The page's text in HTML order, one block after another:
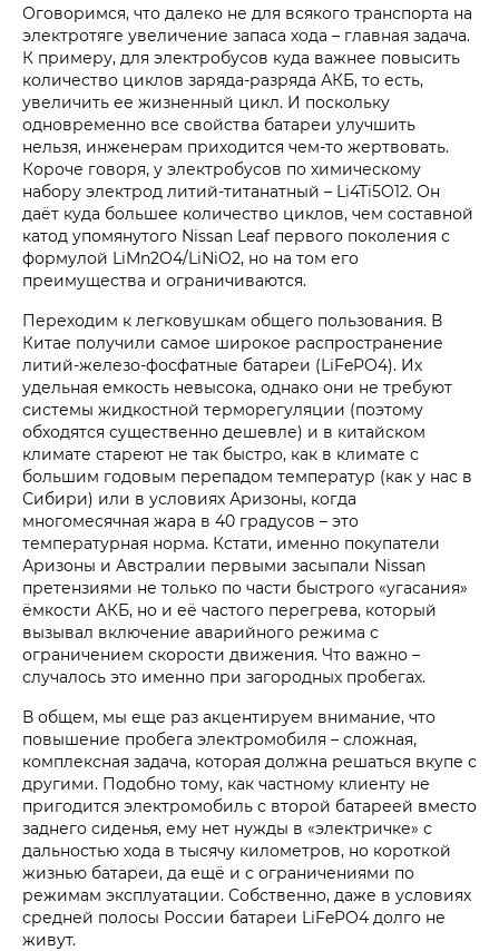
Оговоримся, что далеко не для всякого транспорта на
электротяге увеличение запаса хода – главная задача.
К примеру, для электробусов куда важнее повысить
количество циклов заряда-разряда АКБ, то есть,
увеличить ее жизненный цикл. И поскольку
одновременно все свойства батареи улучшить
нельзя, инженерам приходится чем-то жертвовать.
Короче говоря, у электробусов по химическому
набору электрод литий-титанатный – Li4Ti5O12. Он
даёт куда большее количество циклов, чем составной
катод упомянутого Nissan Leaf первого поколения с
формулой LiMn2O4/LiNiO2, но на том его
преимущества и ограничиваются.
Переходим к легковушкам общего пользования. В
Китае получили самое широкое распространение
литий-железо-фосфатные батареи (LiFePO4). Их
удельная емкость невысока, однако они не требуют
системы жидкостной терморегуляции (поэтому
обходятся существенно дешевле) и в китайском
климате стареют не так быстро, как в климате с
большим годовым перепадом температур (как у нас в
Сибири) или в условиях Аризоны, когда
многомесячная жара в 40 градусов – это
температурная норма. Кстати, именно покупатели
Аризоны и Австралии первыми засыпали Nissan
претензиями не только по части быстрого «угасания»
ёмкости АКБ, но и её частого перегрева, который
вызывал включение аварийного режима с
ограничением скорости движения. Что важно –
случалось это именно при загородных пробегах.
В общем, мы еще раз акцентируем внимание, что
повышение пробега электромобиля – сложная,
комплексная задача, которая должна решаться вкупе с
другими. Подобно тому, как частному клиенту не
пригодится электромобиль с второй батареей вместо
заднего сиденья, ему нет нужды в «электричке» с
дальностью хода в тысячу километров, но короткой
жизнью батареи, да ещё и с ограничениями по
режимам эксплуатации. Собственно, даже в условиях
средней полосы России батареи LiFePO4 долго не
живут.